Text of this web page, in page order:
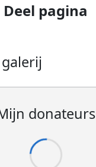
Deel pagina
galerij
donateurs